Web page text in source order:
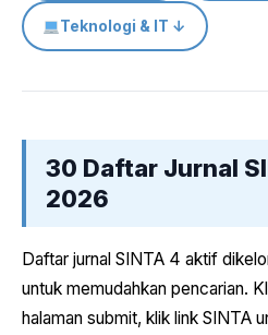
Teknologi & IT ↓
30 Daftar Jurnal
2026
Daftar jurnal SINTA 4 aktif
untuk memudahkan pencarian.
halaman submit, klik link SINTA